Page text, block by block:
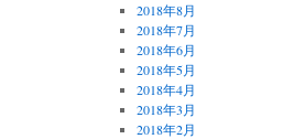
2018年8月
2018年7月
2018年6月
2018年5月
2018年4月
2018年3月
2018年2月